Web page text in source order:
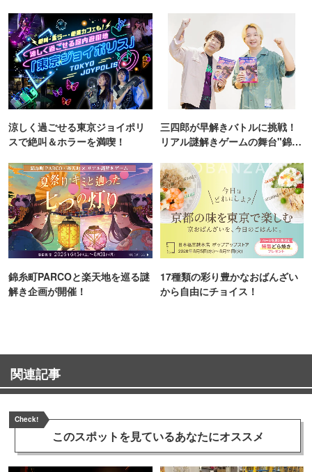
涼しく過ごせる東京ジョイポリ
スで絶叫＆ホラーを満喫！
三四郎が早解きバトルに挑戦！
リアル謎解きゲームの舞台"錦糸
錦糸町PARCOと楽天地を巡る謎
解き企画が開催！
17種類の彩り豊かなおばんざい
から自由にチョイス！
関連記事
Check!
このスポットを見ているあなたにオススメ